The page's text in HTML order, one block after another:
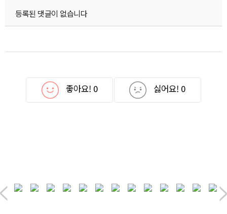
등록된 댓글이 없습니다
좋아요! 0 싫어요! 0